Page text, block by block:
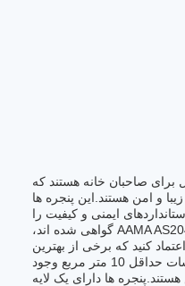
برای صاحبان خانه هستند که
و امن هستند.این پنجره ها
ایمنی و کیفیت را
برآورده کنند.آنها با AAMA AS2047 ISO9001 گواهی شده اند،
کنید که برخی از بهترین
موارد موجود هستند. آنها در سفارشات حداقل 10 متر مربع وجود
ها دارای یک لایه